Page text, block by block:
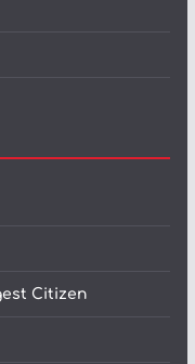
Citizen